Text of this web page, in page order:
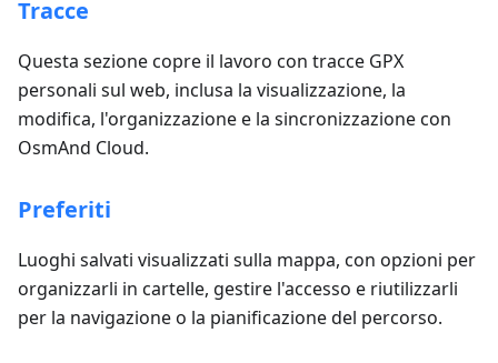
Tracce
Questa sezione copre il lavoro con tracce GPX
personali sul web, inclusa la visualizzazione, la
modifica, l'organizzazione e la sincronizzazione con
OsmAnd Cloud.
Preferiti
Luoghi salvati visualizzati sulla mappa, con opzioni per
organizzarli in cartelle, gestire l'accesso e riutilizzarli
per la navigazione o la pianificazione del percorso.